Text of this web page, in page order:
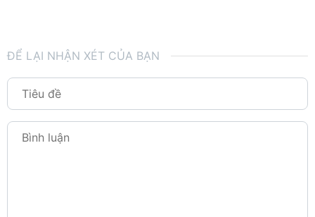
ĐỂ LẠI NHẬN XÉT CỦA BẠN